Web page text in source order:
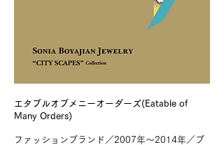
エタブルオブメニーオーダーズ(Eatable of
Many Orders)
ファッションブランド／2007年〜2014年／ブ